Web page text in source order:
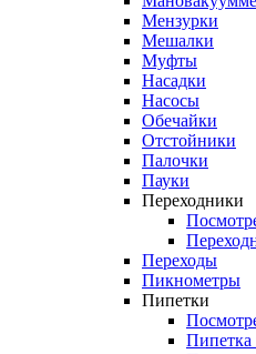
Мензурки
Мешалки
Муфты
Насадки
Насосы
Обечайки
Отстойники
Палочки
Пауки
Переходники
Переходы
Пикнометры
Пипетки
Пипетка